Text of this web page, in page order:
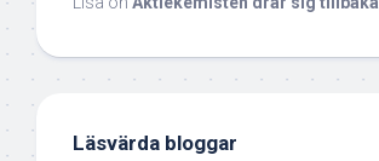
Läsvärda bloggar